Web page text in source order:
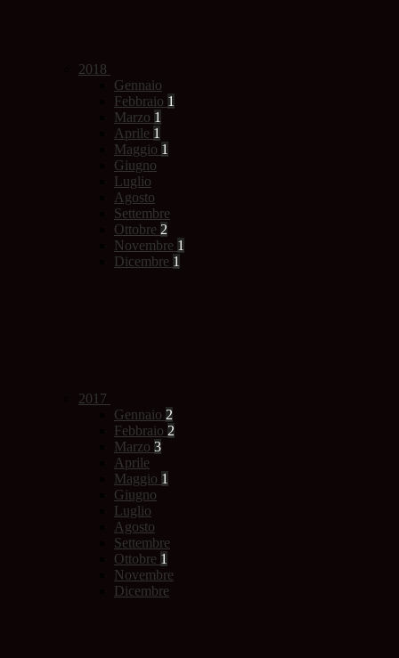
2018
Gennaio
Febbraio 1
Marzo 1
Aprile 1
Maggio 1
Giugno
Luglio
Agosto
Settembre
Ottobre 2
Novembre 1
Dicembre 1
2017
Gennaio 2
Febbraio 2
Marzo 3
Aprile
Maggio 1
Giugno
Luglio
Agosto
Settembre
Ottobre 1
Novembre
Dicembre